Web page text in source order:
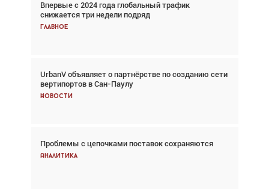
Впервые с 2024 года глобальный трафик
снижается три недели подряд
Главное
UrbanV объявляет о партнёрстве по созданию сети
вертипортов в Сан-Паулу
Новости
Проблемы с цепочками поставок сохраняются
Аналитика
Взгляд с высоты: тандем вертолётов и БПЛА в
спасательных операциях
Главное
Авиационный фотограф Дэйв Кох: «Фотография
говорит сама за себя... а ИИ всё портит»
Новости
Впервые с 2024 года глобальный трафик
снижается три недели подряд